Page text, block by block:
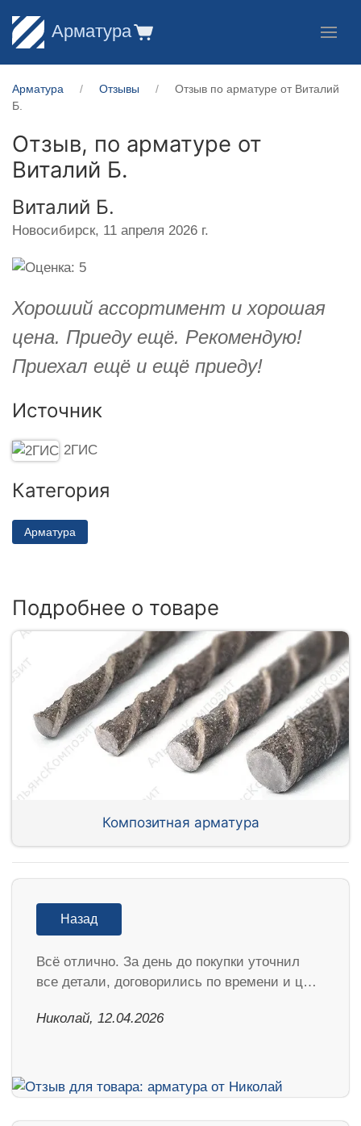
Арматура
Арматура Отзывы
Отзыв по арматуре от Виталий
Б.
Отзыв, по арматуре от
Виталий Б.
Виталий Б.
Новосибирск, 11 апреля 2026 г.
Хороший ассортимент и хорошая
цена. Приеду ещё. Рекомендую!
Приехал ещё и ещё приеду!
Источник
2ГИС
Категория
Арматура
Подробнее о товаре
Композитная арматура
Назад
Всё отлично. За день до покупки уточнил
все детали, договорились по времени и ц…
Николай, 12.04.2026